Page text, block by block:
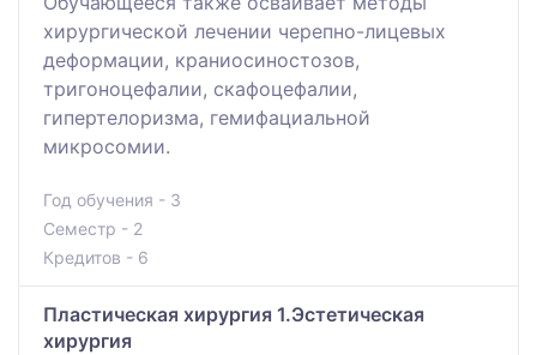
хирургической лечении черепно-лицевых
деформации, краниосиностозов,
тригоноцефалии, скафоцефалии,
гипертелоризма, гемифациальной
микросомии.
Год обучения - 3
Семестр - 2
Кредитов - 6
Пластическая хирургия 1.Эстетическая
хирургия